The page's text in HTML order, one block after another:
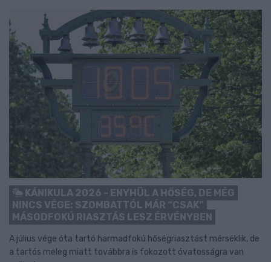
KÁNIKULA 2026 - ENYHÜL A HŐSÉG, DE MÉG
NINCS VÉGE: SZOMBATTÓL MÁR “CSAK”
MÁSODFOKÚ RIASZTÁS LESZ ÉRVÉNYBEN
A július vége óta tartó harmadfokú hőségriasztást mérséklik, de
a tartós meleg miatt továbbra is fokozott óvatosságra van